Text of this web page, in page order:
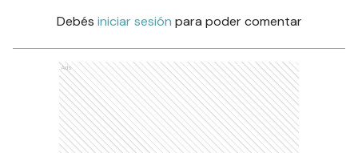
Debés iniciar sesión para poder comentar
Ads